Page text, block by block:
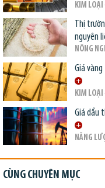
KIM LOẠI
Thị
nguyên
NÔNG
Giá
KIM LOẠI
Giá dầu
NĂNG
CÙNG CHUYÊN MỤC